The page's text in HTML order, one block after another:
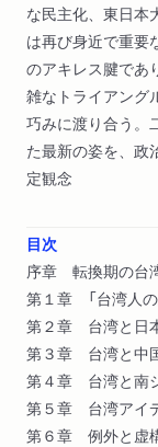
な民主化、東日本
は再び身近で重要
のアキレス腱であ
雑なトライアング
巧みに渡り合う。
た最新の姿を、政
定観念
目次
序章 転換期の台
第１章 「台湾人
第２章 台湾と日
第３章 台湾と中
第４章 台湾と南
第５章 台湾アイ
第６章 例外と虚構